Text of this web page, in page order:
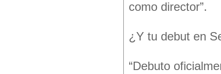
como director”.
¿Y tu debut en
“Debuto